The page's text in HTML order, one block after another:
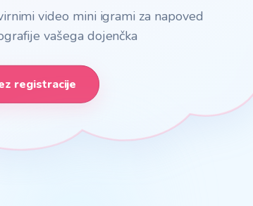
video mini igrami za napoved
vašega dojenčka
registracije